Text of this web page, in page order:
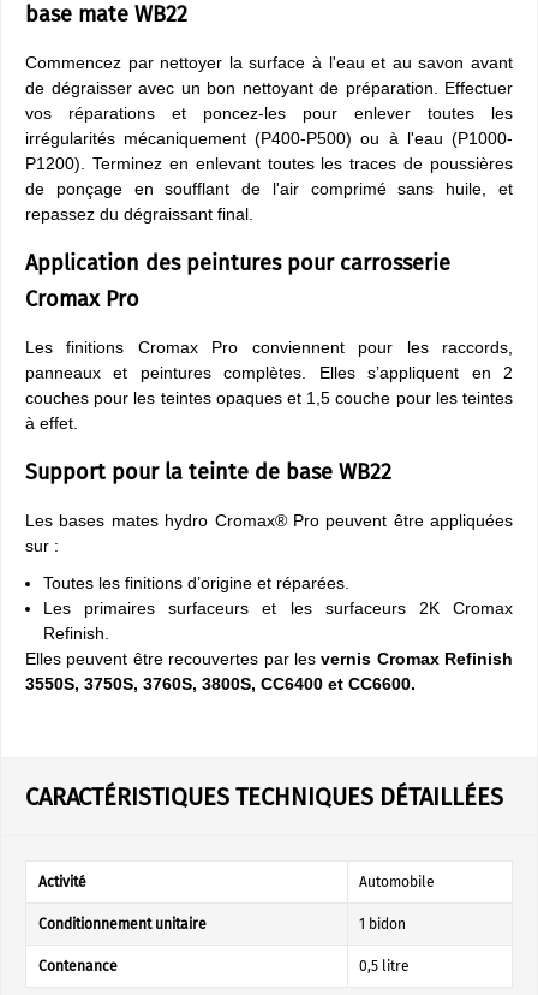
base mate WB22
Commencez par nettoyer la surface à l'eau et au savon avant
de dégraisser avec un bon nettoyant de préparation. Effectuer
vos réparations et poncez-les pour enlever toutes les
irrégularités mécaniquement (P400-P500) ou à l'eau (P1000-
P1200). Terminez en enlevant toutes les traces de poussières
de ponçage en soufflant de l'air comprimé sans huile, et
repassez du dégraissant final.
Application des peintures pour carrosserie
Cromax Pro
Les finitions Cromax Pro conviennent pour les raccords,
panneaux et peintures complètes. Elles s’appliquent en 2
couches pour les teintes opaques et 1,5 couche pour les teintes
à effet.
Support pour la teinte de base WB22
Les bases mates hydro Cromax® Pro peuvent être appliquées
sur :
Toutes les finitions d’origine et réparées.
Les primaires surfaceurs et les surfaceurs 2K Cromax
Refinish.
Elles peuvent être recouvertes par lesvernis Cromax Refinish
3550S, 3750S, 3760S, 3800S, CC6400 et CC6600.
CARACTÉRISTIQUES TECHNIQUES DÉTAILLÉES
Activité Automobile
Conditionnement unitaire 1 bidon
Contenance 0,5 litre